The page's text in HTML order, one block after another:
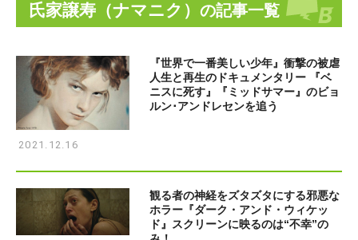
氏家譲寿（ナマニク） の記事一覧
『世界で一番美しい少年』衝撃の被虐
人生と再生のドキュメンタリー 『ベ
ニスに死す』『ミッドサマー』のビョ
ルン･アンドレセンを追う
2021.12.16
観る者の神経をズタズタにする邪悪な
ホラー『ダーク・アンド・ウィケッ
ド』スクリーンに映るのは“不幸”の